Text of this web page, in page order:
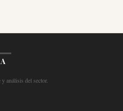
análisis del sector.